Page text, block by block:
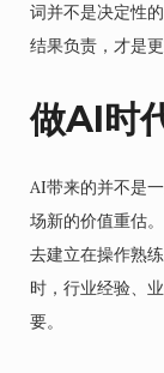
词并不是决定性
结果负责，才是更
做AI时
AI带来的并不是
场新的价值重估
去建立在操作熟
时，行业经验、
要。